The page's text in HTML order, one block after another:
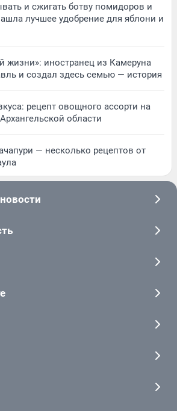
и сжигать ботву помидоров и
лучшее удобрение для яблони и
жизни»: иностранец из Камеруна
и создал здесь семью — история
рецепт овощного ассорти на
области
— несколько рецептов от